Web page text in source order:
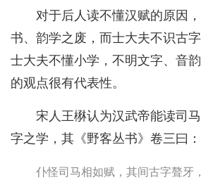
对于后人读不懂汉赋的原因
书、韵学之废，而士大夫不识古
士大夫不懂小学，不明文字、音
的观点很有代表性。
宋人王楙认为汉武帝能读司
字之学，其《野客丛书》卷三曰：
仆怪司马相如赋，其间古字聱牙